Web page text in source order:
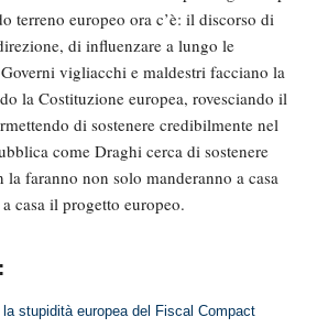
terreno europeo ora c’è: il discorso di
di influenzare a lungo le
vigliacchi e maldestri facciano la
la Costituzione europea, rovesciando il
di sostenere credibilmente nel
come Draghi cerca di sostenere
la faranno non solo manderanno a casa
casa il progetto europeo.
la stupidità europea del Fiscal Compact